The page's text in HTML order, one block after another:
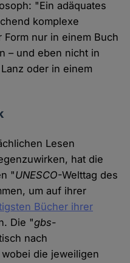
"Ein adäquates
komplexe
nur in einem Buch
– und eben nicht in
oder in einem
Lesen
hat die
"UNESCO-Welttag des
um auf ihrer
Bücher ihrer
Die "gbs-
nach
die jeweiligen